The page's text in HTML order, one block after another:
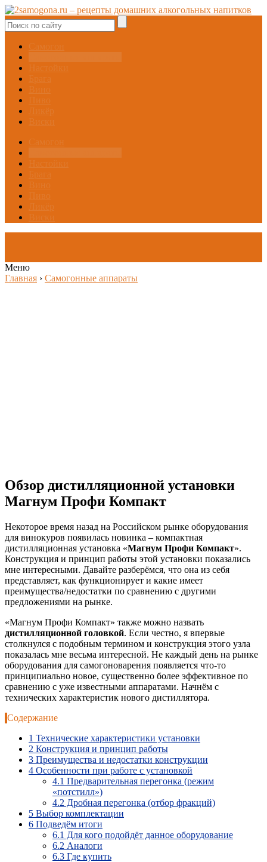
Самогон
Настойки
Брага
Вино
Пиво
Ликёр
Виски
Самогон
Настойки
Брага
Вино
Пиво
Ликёр
Виски
Меню
Главная › Самогонные аппараты
Обзор дистилляционной установки
Магнум Профи Компакт
Некоторое время назад на Российском рынке оборудования
для винокуров появилась новинка – компактная
дистилляционная установка «Магнум Профи Компакт».
Конструкция и принцип работы этой установки показались
мне интересными. Давайте разберёмся, что она из себя
представляет, как функционирует и какие имеет
преимущества/недостатки по сравнению с другими
предложениями на рынке.
«Магнум Профи Компакт» также можно назвать
дистилляционной головкой. Если честно, я впервые
столкнулся с подобным термином и конструкция этого узла
показалась мне весьма интересной. Не каждый день на рынке
оборудования для самогоноварения появляется что-то
принципиально новое, существенно более эффективное по
сравнению с уже известными аппаратами. Начнём с
технических характеристик нового дистиллятора.
Содержание
1 Технические характеристики установки
2 Конструкция и принцип работы
3 Преимущества и недостатки конструкции
4 Особенности при работе с установкой
4.1 Предварительная перегонка (режим
«потстилл»)
4.2 Дробная перегонка (отбор фракций)
5 Выбор комплектации
6 Подведём итоги
6.1 Для кого подойдёт данное оборудование
6.2 Аналоги
6.3 Где купить